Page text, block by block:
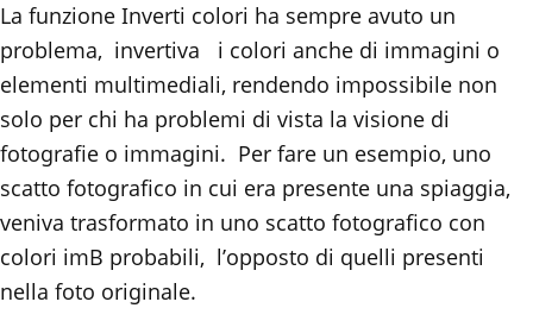
La funzione Inverti colori ha sempre avuto un
problema, invertiva i colori anche di immagini o
elementi multimediali, rendendo impossibile non
solo per chi ha problemi di vista la visione di
fotografie o immagini. Per fare un esempio, uno
scatto fotografico in cui era presente una spiaggia,
veniva trasformato in uno scatto fotografico con
colori imB probabili, l’opposto di quelli presenti
nella foto originale.